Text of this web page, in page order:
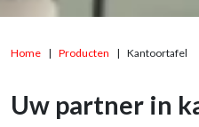
Home Producten Kantoortafel
Uw partner in